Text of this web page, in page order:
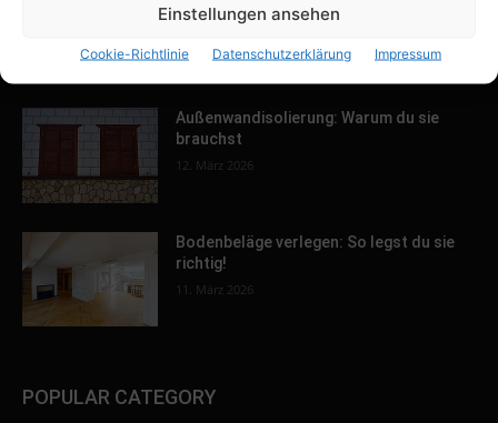
Einstellungen ansehen
Cookie-Richtlinie Datenschutzerklärung Impressum
dein Zuhause
Außenwandisolierung: Warum du sie
brauchst
12. März 2026
Bodenbeläge verlegen: So legst du sie
richtig!
11. März 2026
POPULAR CATEGORY